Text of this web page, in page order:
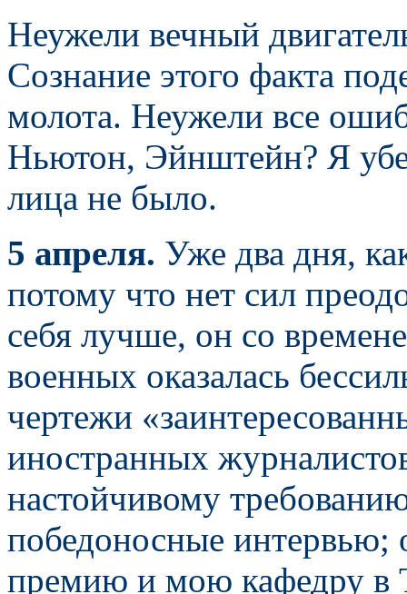
Неужели вечный
Сознание этого факта
молота. Неужели все
Ньютон, Эйнштейн? Я
лица не было.
5 апреля. Уже два дня,
потому что нет сил
себя лучше, он со
военных оказалась
чертежи
иностранных
настойчивому
победоносные интервью;
премию и мою кафедру в